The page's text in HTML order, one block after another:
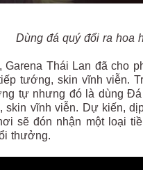
Dùng đá quý đổi ra hoa
Thái Lan đã cho
tướng, skin vĩnh viễn.
tự nhưng đó là dùng
vĩnh viễn. Dự kiến,
sẽ đón nhận một loại
thưởng.